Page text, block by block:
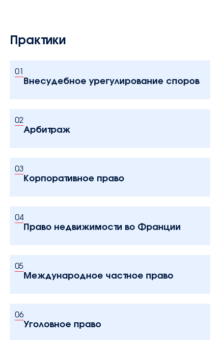
Практики
01
Внесудебное урегулирование споров
02
Арбитраж
03
Корпоративное право
04
Право недвижимости во Франции
05
Международное частное право
06
Уголовное право